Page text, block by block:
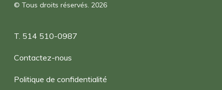
© Tous droits réservés. 2026
T. 514 510-0987
Contactez-nous
Politique de confidentialité